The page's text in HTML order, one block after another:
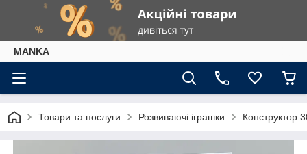
МАNKА
Товари та послуги Розвиваючі іграшки Конструктор